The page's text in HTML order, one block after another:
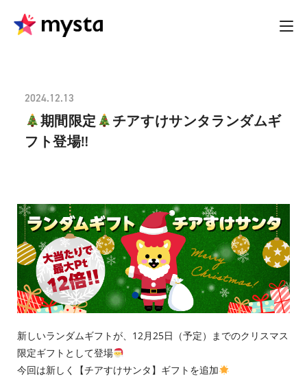
2024.12.13
期間限定
チアすけサンタランダムギ
フト登場‼︎
新しいランダムギフトが、12月25日（予定）までのクリスマス
限定ギフトとして登場
今回は新しく【チアすけサンタ】ギフトを追加